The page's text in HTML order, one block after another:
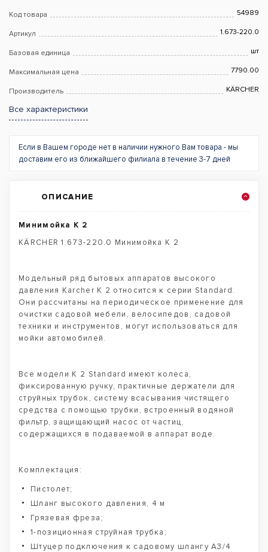
Код товара 54989
Артикул 1.673-220.0
Базовая единица шт
Максимальная цена 7790.00
Производитель KÄRCHER
Все характеристики
Если в Вашем городе нет в наличии нужного Вам товара - мы
доставим его из ближайшего филиала в течение 3-7 дней
ОПИСАНИЕ
Минимойка K 2
KÄRCHER 1.673-220.0 Минимойка K 2
Модельный ряд бытовых аппаратов высокого
давления Karcher K 2 относится к серии Standard.
Они рассчитаны на периодическое применение для
очистки садовой мебели, велосипедов, садовой
техники и инструментов, могут использоваться для
мойки автомобилей.
Все модели K 2 Standard имеют колеса,
фиксированную ручку, практичные держатели для
струйных трубок, систему всасывания чистящего
средства с помощью трубки, встроенный водяной
фильтр, защищающий насос от частиц,
содержащихся в подаваемой в аппарат воде.
Комплектация:
Пистолет;
Шланг высокого давления, 4 м
Грязевая фреза;
1-позиционная струйная трубка;
Штуцер подключения к садовому шлангу А3/4